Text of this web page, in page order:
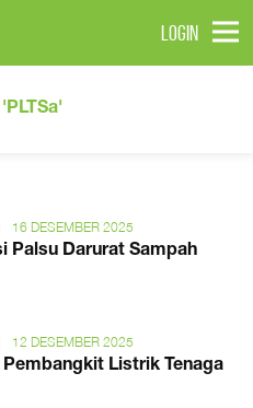
LOGIN
'PLTSa'
16 DESEMBER 2025
Palsu Darurat Sampah
12 DESEMBER 2025
Listrik Tenaga